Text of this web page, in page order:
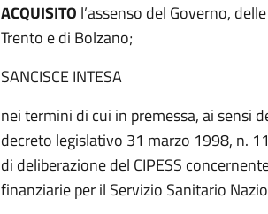
ACQUISITO l’assenso del Governo,
Trento e di Bolzano;
SANCISCE INTESA
nei termini di cui in premessa, ai sensi
decreto legislativo 31 marzo 1998, n.
di deliberazione del CIPESS
finanziarie per il Servizio Sanitario